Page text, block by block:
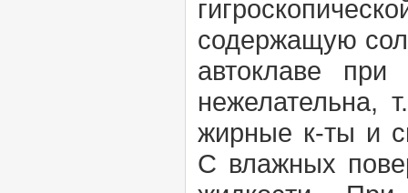
содержащую
автоклаве
нежелательна,
жирные к-ты и
С влажных